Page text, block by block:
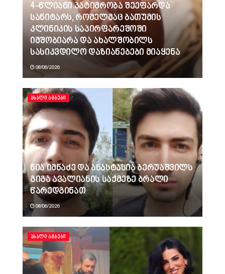
4-წლიანი პატიმრობა შეეფარდა
სანიტარს, რომელმაც ბათუმის
კლინიკის საპირფარეშოში
იმშობიარა და ახალშობილს
სასიკვდილო დაზიანებები მიაყენა
08/06/2026
ᲐᲮᲐᲚᲘ ᲐᲛᲑᲔᲑᲘ
ნია იმნაძე და ანასტასია ბერუაშვილს
გიგა ავალიანის საქმეზე ბრალი
წარედგინათ
08/06/2026
ᲐᲮᲐᲚᲘ ᲐᲛᲑᲔᲑᲘ